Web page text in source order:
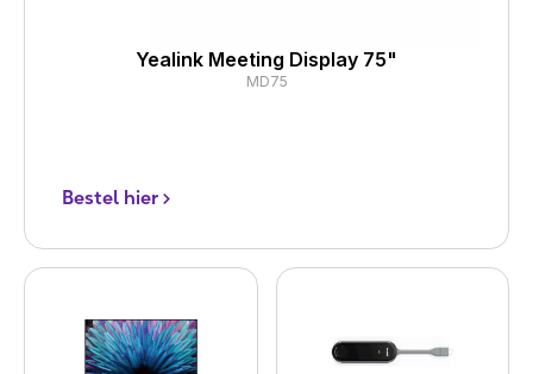
Yealink Meeting Display 75"
MD75
Bestel hier